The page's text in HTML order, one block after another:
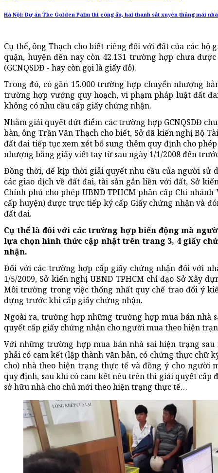
Hà Nội: Dự án The Golden Palm thi công ẩu, hai thanh sắt xuyên thủng mái
Cụ thể, ông Thạch cho biết riêng đối với đất của các hộ
quận, huyện đến nay còn 42.131 trường hợp chưa
(GCNQSDĐ - hay còn gọi là giấy đỏ).
Trong đó, có gần 15.000 trường hợp chuyển nhượng
trường hợp vướng quy hoạch, vi phạm pháp luật đất
không có nhu cầu cấp giấy chứng nhận.
Nhằm giải quyết dứt điểm các trường hợp GCNQSDĐ
bàn, ông Trần Văn Thạch cho biết, Sở đã kiến nghị Bộ
đất đai tiếp tục xem xét bổ sung thêm quy định cho
nhượng bằng giấy viết tay từ sau ngày 1/1/2008 đến
Đồng thời, để kịp thời giải quyết nhu cầu của người sử
các giao dịch về đất đai, tài sản gắn liền với đất, Sở
Chính phủ cho phép UBND TPHCM phân cấp Chi
cấp huyện) được trực tiếp ký cấp Giấy chứng nhận và
đất đai.
Cụ thể là đối với các trường hợp biến động mà
lựa chọn hình thức cập nhật trên trang 3, 4 giấy
nhận.
Đối với các trường hợp cấp giấy chứng nhận đối với
1/5/2009, Sở kiến nghị UBND TPHCM chỉ đạo Sở Xây
Môi trường trong việc thống nhất quy chế trao đổi ý
dựng trước khi cấp giấy chứng nhận.
Ngoài ra, trường hợp những trường hợp mua bán nhà
quyết cấp giấy chứng nhận cho người mua theo hiện
Với những trường hợp mua bán nhà sai hiện trạng sau
phải có cam kết (lập thành văn bản, có chứng thực chữ
cho) nhà theo hiện trạng thực tế và đồng ý cho người
quy định, sau khi có cam kết nêu trên thì giải quyết cấp
sở hữu nhà cho chủ mới theo hiện trạng thực tế…